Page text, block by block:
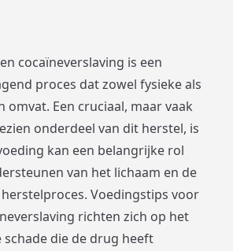
cocaïneverslaving is een
proces dat zowel fysieke als
omvat. Een cruciaal, maar vaak
onderdeel van dit herstel, is
kan een belangrijke rol
van het lichaam en de
Voedingstips voor
richten zich op het
schade die de drug heeft